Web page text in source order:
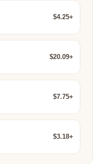
$4.25+
$20.09+
$7.75+
$3.18+